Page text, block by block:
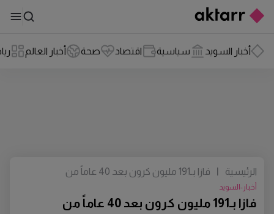
أخبار السويد سياسية اقتصاد صحة أخبار العالم
فازا بـ191 مليون كرون بعد 40 عاماً من
أخبار-السويد
الرئيسية |
فازا بـ191 مليون كرون بعد 40 عاماً من